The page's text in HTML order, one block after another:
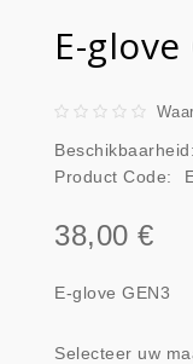
E-glove
Beschikbaarheid:
Product Code:
38,00 €
E-glove GEN3
Selecteer uw